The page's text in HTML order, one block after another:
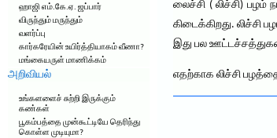
ஹாஜி எம்.கே.ஏ. ஜப்பார்
விருந்தும் மருந்தும்
வளர்ப்பு
கார்கரேயின் உயிர்த்தியாகம் வீணா?
மங்கையருள் மாணிக்கம்
அறிவியல்
உங்களளைச் சுற்றி இருக்கும்
கண்கள்
பூகம்பத்தை முன்கூட்டியே தெரிந்து
கொள்ள முடியுமா?
லைச்சி ( லிச்சி)
கிடைக்கிறது. லிச்சி
இது பல
எதற்காக லிச்சி